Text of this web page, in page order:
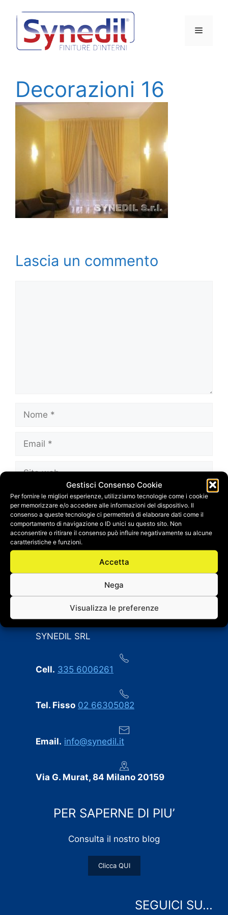
Gestisci Consenso Cookie
Per fornire le migliori esperienze, utilizziamo tecnologie come i cookie
per memorizzare e/o accedere alle informazioni del dispositivo. Il
consenso a queste tecnologie ci permetterà di elaborare dati come il
comportamento di navigazione o ID unici su questo sito. Non
acconsentire o ritirare il consenso può influire negativamente su alcune
caratteristiche e funzioni.
Accetta
Nega
Visualizza le preferenze
contenuto
Menu
Decorazioni 16
Lascia un commento
Nome
Email
Sito
Salva il mio nome, email e sito web in questo
browser per la prossima volta che
commento.
CONTATTI
SYNEDIL SRL
Cell. 335 6006261
Tel. Fisso 02 66305082
Email. info@synedil.it
Via G. Murat, 84 Milano 20159
PER SAPERNE DI PIU’
Consulta il nostro blog
Clicca QUI
SEGUICI SU…